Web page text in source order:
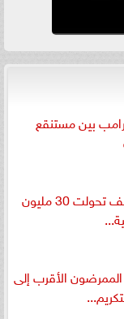
بين مستنقع
عبدالعزيز محسن يكتب: كيف تحولت 30 مليون
الأقرب إلى